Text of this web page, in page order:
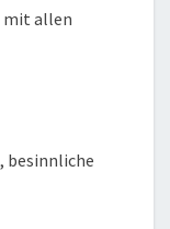
mit allen
besinnliche